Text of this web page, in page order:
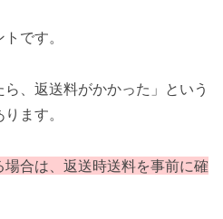
です。
ら、返送料がかかった」という
ます。
合は、返送時送料を事前に確